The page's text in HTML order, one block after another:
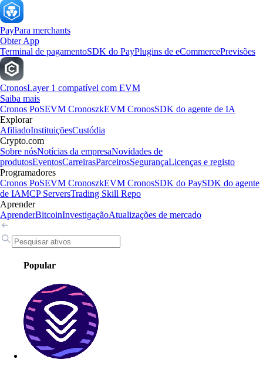
PayPara merchants
Obter App
Terminal de pagamentoSDK do PayPlugins de eCommercePrevisões
CronosLayer 1 compatível com EVM
Saiba mais
Cronos PoSEVM CronoszkEVM CronosSDK do agente de IA
Explorar
AfiliadoInstituiçõesCustódia
Crypto.com
Sobre nósNotícias da empresaNovidades de
produtosEventosCarreirasParceirosSegurançaLicenças e registo
Programadores
Cronos PoSEVM CronoszkEVM CronosSDK do PaySDK do agente
de IAMCP ServersTrading Skill Repo
Aprender
AprenderBitcoinInvestigaçãoAtualizações de mercado
Popular